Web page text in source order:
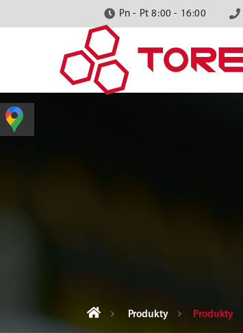
Pn - Pt 8:00 - 16:00
Produkty Produkty